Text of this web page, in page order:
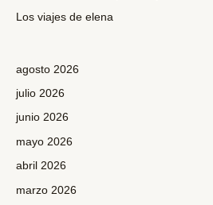
Los viajes de elena
agosto 2026
julio 2026
junio 2026
mayo 2026
abril 2026
marzo 2026